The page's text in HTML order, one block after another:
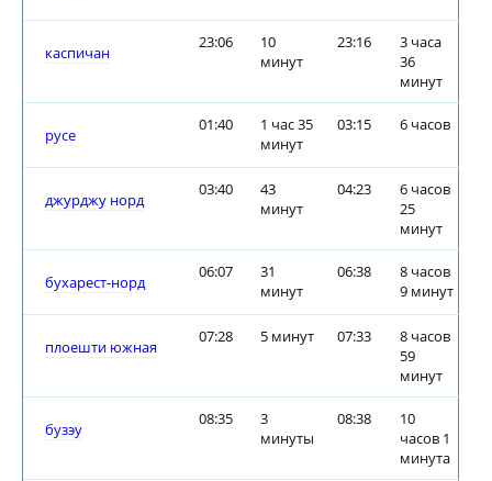
каспичан
23:06
10
минут
23:16
3 часа
36
минут
русе
01:40
1 час 35
минут
03:15 6 часов
джурджу норд
03:40
43
минут
04:23
6 часов
25
минут
бухарест-норд
06:07
31
минут
06:38
8 часов
9 минут
плоешти южная
07:28 5 минут 07:33
8 часов
59
минут
бузэу
08:35
3
минуты
08:38
10
часов 1
минута